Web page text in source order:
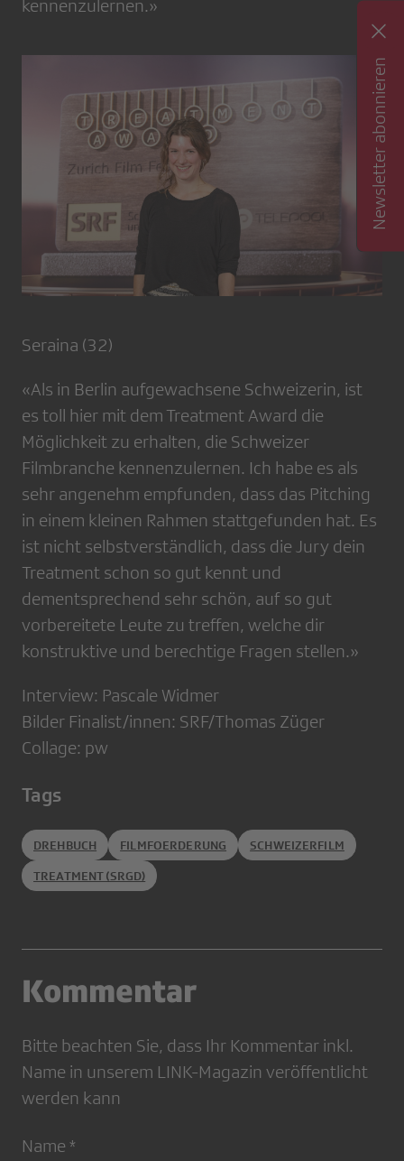
kennenzulernen.»
Seraina (32)
«Als in Berlin aufgewachsene Schweizerin, ist
es toll hier mit dem Treatment Award die
Möglichkeit zu erhalten, die Schweizer
Filmbranche kennenzulernen. Ich habe es als
sehr angenehm empfunden, dass das Pitching
in einem kleinen Rahmen stattgefunden hat. Es
ist nicht selbstverständlich, dass die Jury dein
Treatment schon so gut kennt und
dementsprechend sehr schön, auf so gut
vorbereitete Leute zu treffen, welche dir
konstruktive und berechtige Fragen stellen.»
Interview: Pascale Widmer
Bilder Finalist/innen: SRF/Thomas Züger
Collage: pw
Tags
DREHBUCH FILMFOERDERUNG SCHWEIZERFILM
TREATMENT (SRGD)
Kommentar
Bitte beachten Sie, dass Ihr Kommentar inkl.
Name in unserem LINK-Magazin veröffentlicht
werden kann
Name *
Newsletter abonnieren